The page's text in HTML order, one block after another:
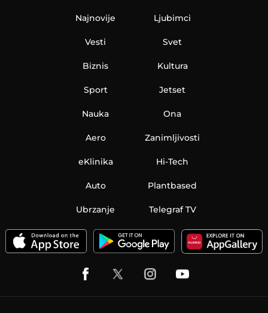
Najnovije
Vesti
Biznis
Sport
Nauka
Aero
Ljubimci
Svet
Kultura
Jetset
Ona
Zanimljivosti
eKlinika Hi-Tech
Auto Plantbased
Ubrzanje Telegraf TV